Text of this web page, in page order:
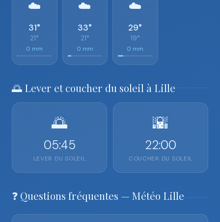
☁️
31°
21°
0 mm
☁️
33°
21°
0 mm
☁️
29°
19°
0 mm
🌅 Lever et coucher du soleil à Lille
🌅
05:45
LEVER DU SOLEIL
🌇
22:00
COUCHER DU SOLEIL
❓ Questions fréquentes — Météo Lille